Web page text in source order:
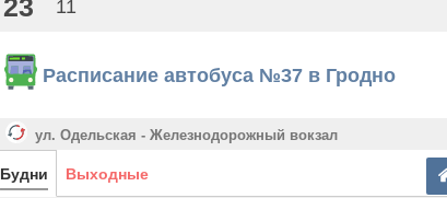
23 11
Расписание автобуса №37 в Гродно
ул. Одельская - Железнодорожный вокзал
Будни Выходные